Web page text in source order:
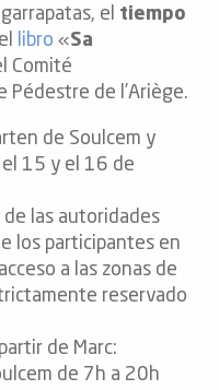
el tiempo
libro «Sa
Comité
Pédestre de l’Ariège.
de Soulcem y
15 y el 16 de
de las autoridades
los participantes en
a las zonas de
reservado
de Marc:
de 7h a 20h